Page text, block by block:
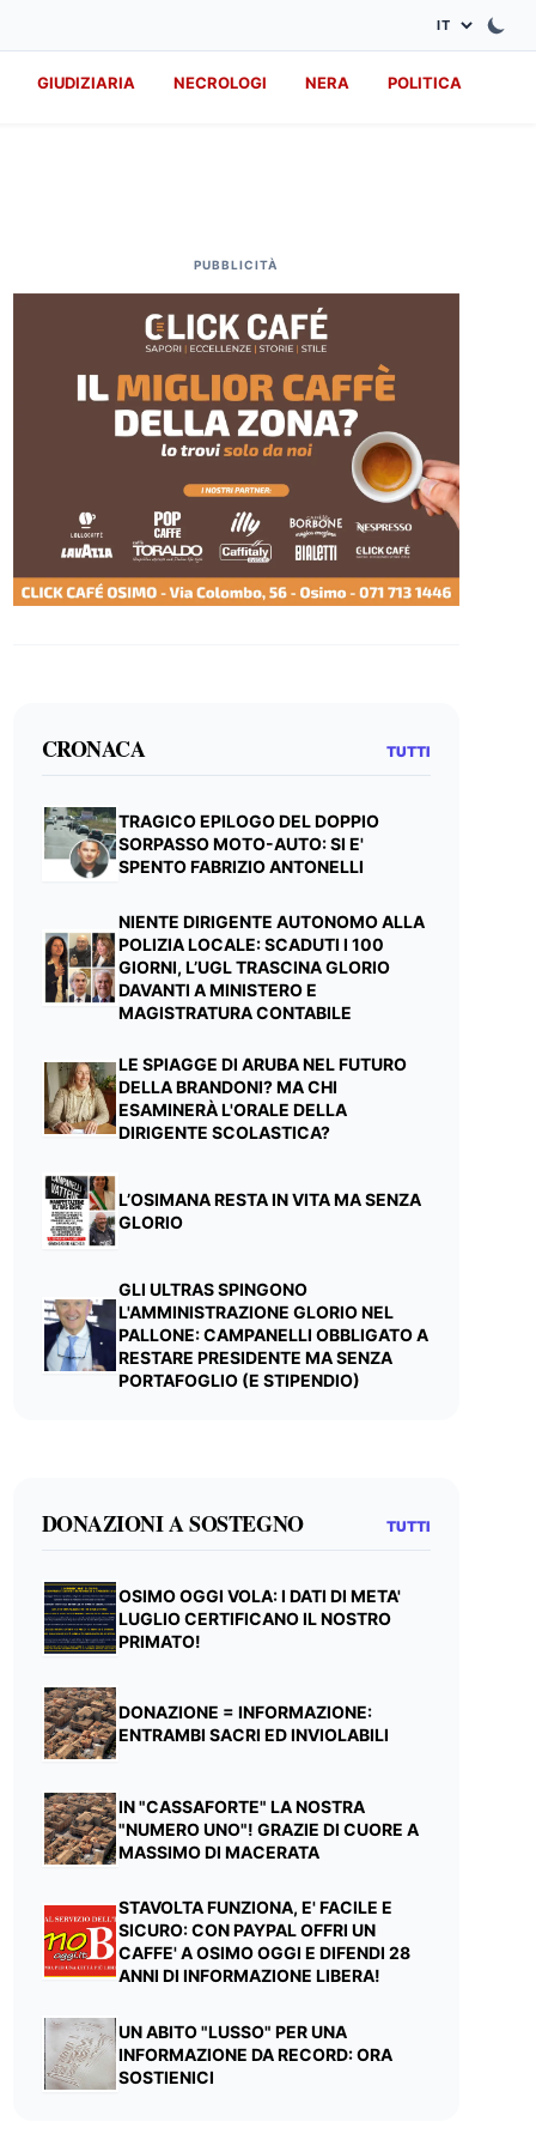
GIUDIZIARIA NECROLOGI NERA POLITICA
PUBBLICITÀ
CRONACA TUTTI
TRAGICO EPILOGO DEL DOPPIO
SORPASSO MOTO-AUTO: SI E'
SPENTO FABRIZIO ANTONELLI
NIENTE DIRIGENTE AUTONOMO ALLA
POLIZIA LOCALE: SCADUTI I 100
GIORNI, L’UGL TRASCINA GLORIO
DAVANTI A MINISTERO E
MAGISTRATURA CONTABILE
LE SPIAGGE DI ARUBA NEL FUTURO
DELLA BRANDONI? MA CHI
ESAMINERÀ L'ORALE DELLA
DIRIGENTE SCOLASTICA?
L’OSIMANA RESTA IN VITA MA SENZA
GLORIO
GLI ULTRAS SPINGONO
L'AMMINISTRAZIONE GLORIO NEL
PALLONE: CAMPANELLI OBBLIGATO A
RESTARE PRESIDENTE MA SENZA
PORTAFOGLIO (E STIPENDIO)
DONAZIONI A SOSTEGNO TUTTI
OSIMO OGGI VOLA: I DATI DI META'
LUGLIO CERTIFICANO IL NOSTRO
PRIMATO!
DONAZIONE = INFORMAZIONE:
ENTRAMBI SACRI ED INVIOLABILI
IN "CASSAFORTE" LA NOSTRA
"NUMERO UNO"! GRAZIE DI CUORE A
MASSIMO DI MACERATA
STAVOLTA FUNZIONA, E' FACILE E
SICURO: CON PAYPAL OFFRI UN
CAFFE' A OSIMO OGGI E DIFENDI 28
ANNI DI INFORMAZIONE LIBERA!
UN ABITO "LUSSO" PER UNA
INFORMAZIONE DA RECORD: ORA
SOSTIENICI